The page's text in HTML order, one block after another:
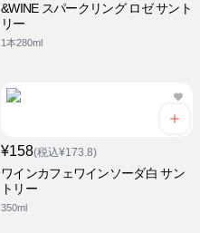
&WINE スパークリング ロゼ サント
リー
1本280ml
¥158(税込¥173.8)
ワインカフェワインソーダ白 サン
トリー
350ml